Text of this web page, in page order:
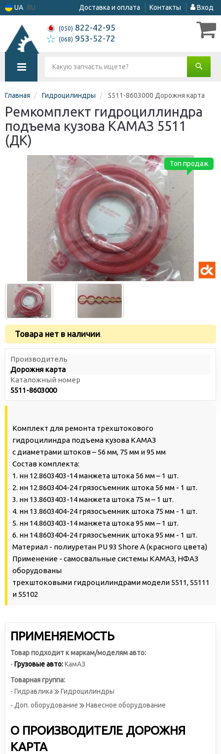
UA RU Доставка и оплата Контакты Вход
(050) 822-42-95
(068) 953-52-72
Главная Гидроцилиндры 5511-8603000 Дорожня карта
Ремкомплект гидроциллиндра
подъема кузова КАМАЗ 5511
(ДК)
Топ продаж
Товара нет в наличии.
Производитель
Дорожня карта
Каталожный номер
5511-8603000
Комплект для ремонта трехштокового
гидроцилиндра подъема кузова КАМАЗ
с диаметрами штоков – 56 мм, 75 мм и 95 мм
Состав комплекта:
1. нн 12.8603403-14 манжета штока 56 мм – 1 шт.
2. нн 12.8603404-24 грязосъемник штока 56 мм - 1 шт.
3. нн 13.8603403-14 манжета штока 75 м – 1 шт.
4. нн 13.8603404-24 грязосъемник штока 75 мм - 1 шт.
5. нн 14.8603403-14 манжета штока 95 мм – 1 шт.
6. нн 14.8603404-24 грязосъемник штока 95 мм - 1 шт.
Материал - полиуретан PU 93 Shore A (красного цвета)
Применение - самосвальные системы КАМАЗ, НФАЗ
оборудованы
трехштоковыми гидроцилиндрами модели 5511, 55111
и 55102
ПРИМЕНЯЕМОСТЬ
Товар подходит к маркам/моделям авто:
- Грузовые авто:КамАЗ
Товарная группа:
- Гидравлика
Гидроцилиндры
- Доп. оборудование
Навесное оборудование
О ПРОИЗВОДИТЕЛЕ ДОРОЖНЯ
КАРТА